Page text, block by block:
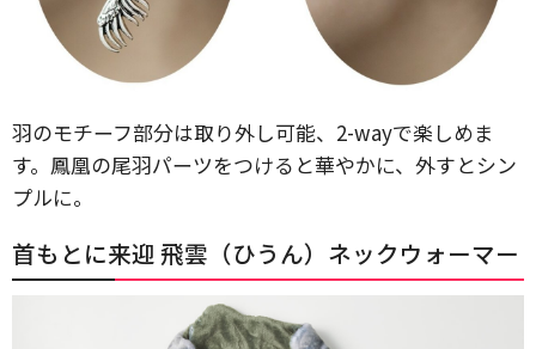
羽のモチーフ部分は取り外し可能、2-wayで楽しめま
す。鳳凰の尾羽パーツをつけると華やかに、外すとシン
プルに。
首もとに来迎 飛雲（ひうん）ネックウォーマー